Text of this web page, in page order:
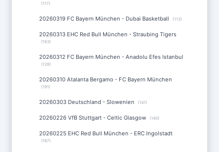
(117)
20260319 FC Bayern München - Dubai Basketball (113)
20260313 EHC Red Bull München - Straubing Tigers
(163)
20260312 FC Bayern München - Anadolu Efes Istanbul
(128)
20260310 Atalanta Bergamo - FC Bayern München
(191)
20260303 Deutschland - Slowenien (141)
20260226 VfB Stuttgart - Celtic Glasgow (140)
20260225 EHC Red Bull München - ERC Ingolstadt
(167)